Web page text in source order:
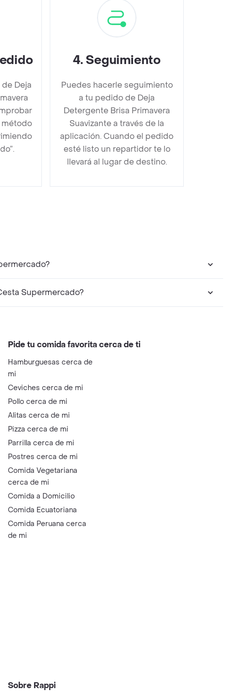
Deja
4. Seguimiento
Puedes hacerle seguimiento
a tu pedido de Deja
Detergente Brisa Primavera
Suavizante a través de la
aplicación. Cuando el pedido
esté listo un repartidor te lo
llevará al lugar de destino.
Supermercado?
Pide tu comida favorita cerca de ti
Hamburguesas cerca de
mi
Ceviches cerca de mi
Pollo cerca de mi
Alitas cerca de mi
Pizza cerca de mi
Parrilla cerca de mi
Postres cerca de mi
Comida Vegetariana
cerca de mi
Comida a Domicilio
Comida Ecuatoriana
Comida Peruana cerca
de mi
Sobre Rappi